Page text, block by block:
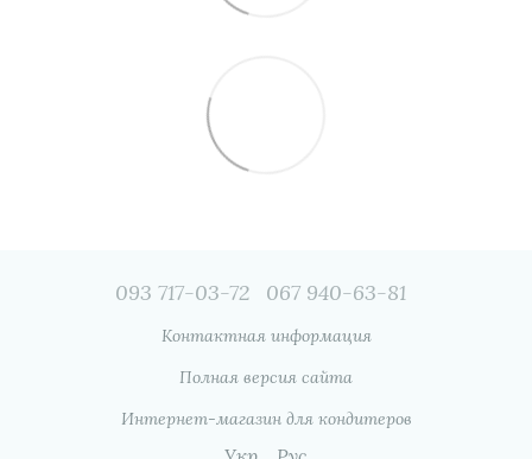
093 717-03-72 067 940-63-81
Контактная информация
Полная версия сайта
Интернет-магазин для кондитеров